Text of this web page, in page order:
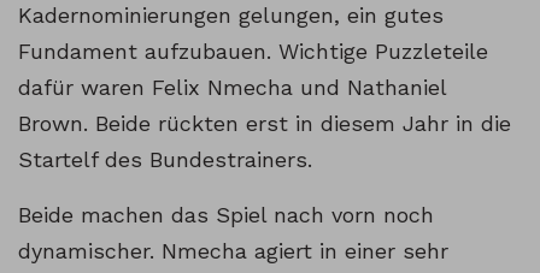
Kadernominierungen gelungen, ein gutes
Fundament aufzubauen. Wichtige Puzzleteile
dafür waren Felix Nmecha und Nathaniel
Brown. Beide rückten erst in diesem Jahr in die
Startelf des Bundestrainers.
Beide machen das Spiel nach vorn noch
dynamischer. Nmecha agiert in einer sehr